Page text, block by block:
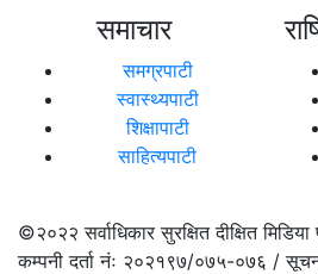
समाचार
समग्रपाटी
स्वास्थ्यपाटी
शिक्षापाटी
साहित्यपाटी
©२०२२सर्वाधिकार सुरक्षित दीक्षित मिडिया
कम्पनी दर्ता नंः २०२१९७/०७५-०७६ /